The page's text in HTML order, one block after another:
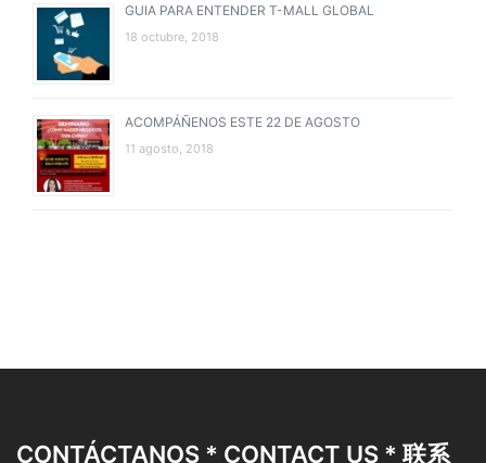
GUIA PARA ENTENDER T-MALL GLOBAL
18 octubre, 2018
ACOMPÁÑENOS ESTE 22 DE AGOSTO
11 agosto, 2018
CONTÁCTANOS * CONTACT US * 联系